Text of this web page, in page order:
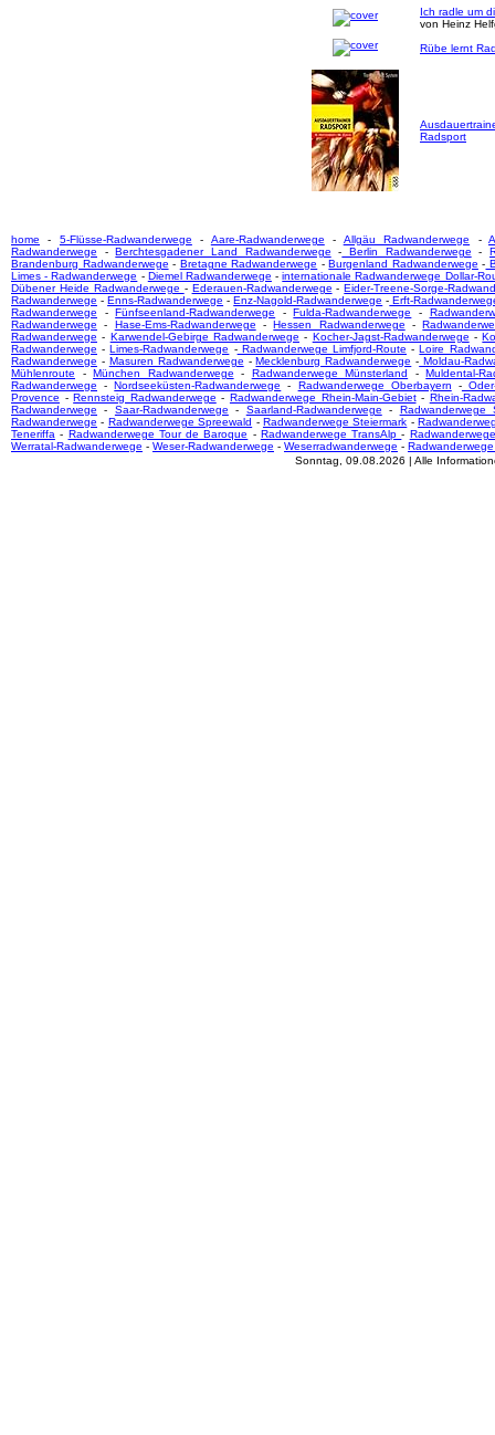
Ich radle um
von Heinz
Rübe lernt
Radsport
home - 5-Flüsse-Radwanderwege - Aare-Radwanderwege - Allgäu Radwanderwege -
Radwanderwege -Berchtesgadener Land Radwanderwege - Berlin Radwanderwege -
Brandenburg Radwanderwege - Bretagne Radwanderwege -Burgenland Radwanderwege -
Limes - Radwanderwege - Diemel Radwanderwege -internationale Radwanderwege Dollar-
Dübener Heide Radwanderwege - Ederauen-Radwanderwege -Eider-Treene-Sorge-
Radwanderwege -Enns-Radwanderwege -Enz-Nagold-Radwanderwege - Erft-
Radwanderwege -Fünfseenland-Radwanderwege -Fulda-Radwanderwege -
Radwanderwege - Hase-Ems-Radwanderwege -Hessen Radwanderwege -
Radwanderwege - Karwendel-Gebirge Radwanderwege - Kocher-Jagst-Radwanderwege -
Radwanderwege -Limes-Radwanderwege -Radwanderwege Limfjord-Route -Loire
Radwanderwege - Masuren Radwanderwege -Mecklenburg Radwanderwege - Moldau-
Mühlenroute -München Radwanderwege - Radwanderwege Münsterland -Muldental-
Radwanderwege -Nordseeküsten-Radwanderwege - Radwanderwege Oberbayern -Oder-
Provence -Rennsteig Radwanderwege - Radwanderwege Rhein-Main-Gebiet- Rhein-
Radwanderwege - Saar-Radwanderwege - Saarland-Radwanderwege - Radwanderwege
Radwanderwege - Radwanderwege Spreewald - Radwanderwege Steiermark -
Teneriffa - Radwanderwege Tour de Baroque - Radwanderwege TransAlp-
Werratal-Radwanderwege - Weser-Radwanderwege - Weserradwanderwege -
Sonntag, 09.08.2026 | Alle